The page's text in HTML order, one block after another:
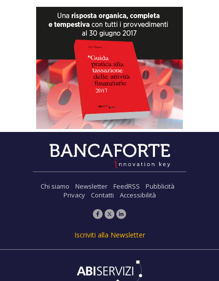
Chi siamo Newsletter FeedRSS
Pubblicità
Privacy
Contatti Accessibilità
Iscriviti alla Newsletter